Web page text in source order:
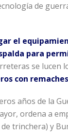
de
el
para
se lucen
con
años de la
ordena a
trinchera) y